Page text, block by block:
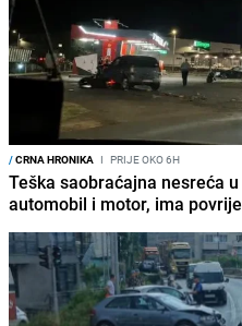
/CRNA HRONIKA I PRIJE OKO 6H
Teška saobraćajna nesreća
automobil i motor, ima